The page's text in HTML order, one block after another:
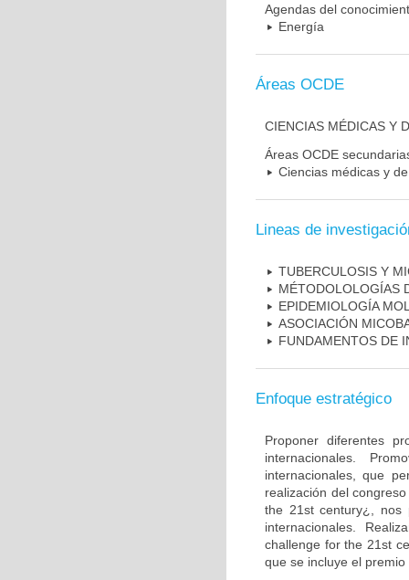
Agendas del
Energía
Áreas OCDE
CIENCIAS MÉDICAS Y
Áreas OCDE
Ciencias médicas y
Lineas de
TUBERCULOSIS Y
MÉTODOLOLOGÍAS
EPIDEMIOLOGÍA
ASOCIACIÓN
FUNDAMENTOS DE
Enfoque estratégico
Proponer diferentes
internacionales.
internacionales, que
realización del
the 21st century¿, nos
internacionales.
challenge for the 21st
que se incluye el